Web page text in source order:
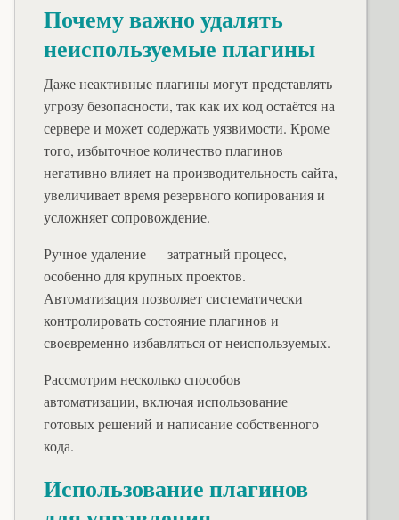
Почему важно удалять
неиспользуемые плагины
Даже неактивные плагины могут представлять
угрозу безопасности, так как их код остаётся на
сервере и может содержать уязвимости. Кроме
того, избыточное количество плагинов
негативно влияет на производительность сайта,
увеличивает время резервного копирования и
усложняет сопровождение.
Ручное удаление — затратный процесс,
особенно для крупных проектов.
Автоматизация позволяет систематически
контролировать состояние плагинов и
своевременно избавляться от неиспользуемых.
Рассмотрим несколько способов
автоматизации, включая использование
готовых решений и написание собственного
кода.
Использование плагинов